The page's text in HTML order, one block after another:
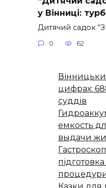
у Вінниці:
Дитячий садок
0 62
цифрах:
суддів
емкость
выдачи